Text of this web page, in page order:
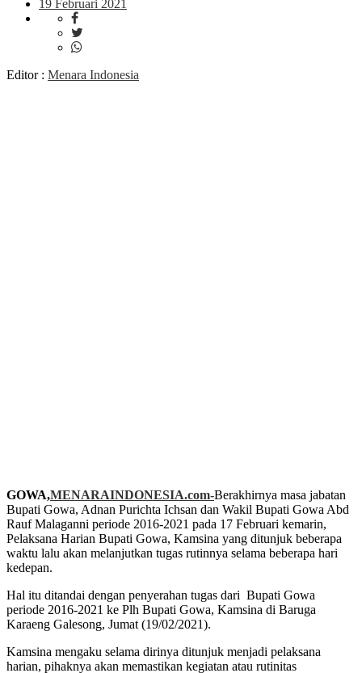
19 Februari 2021
Editor : Menara Indonesia
GOWA,MENARAINDONESIA.com-Berakhirnya masa jabatan
Bupati Gowa, Adnan Purichta Ichsan dan Wakil Bupati Gowa Abd
Rauf Malaganni periode 2016-2021 pada 17 Februari kemarin,
Pelaksana Harian Bupati Gowa, Kamsina yang ditunjuk beberapa
waktu lalu akan melanjutkan tugas rutinnya selama beberapa hari
kedepan.
Hal itu ditandai dengan penyerahan tugas dari Bupati Gowa
periode 2016-2021 ke Plh Bupati Gowa, Kamsina di Baruga
Karaeng Galesong, Jumat (19/02/2021).
Kamsina mengaku selama dirinya ditunjuk menjadi pelaksana
harian, pihaknya akan memastikan kegiatan atau rutinitas